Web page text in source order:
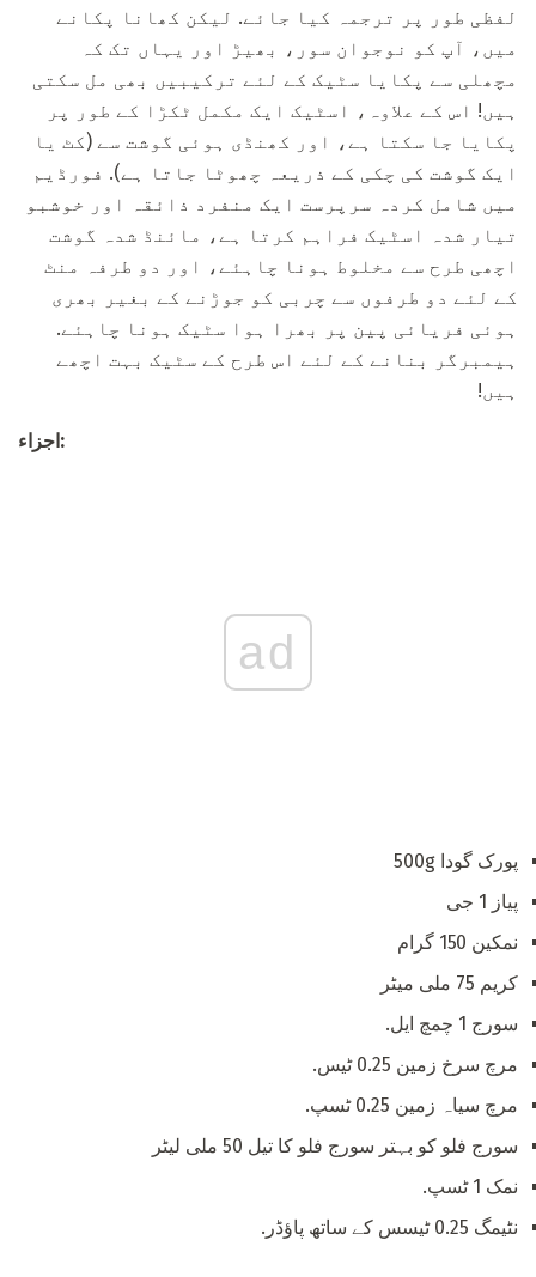
لفظی طور پر ترجمہ کیا جائے. لیکن کھانا پکانے
میں، آپ کو نوجوان سور، بھیڑ اور یہاں تک کہ
مچھلی سے پکایا سٹیک کے لئے ترکیبیں بھی مل سکتی
ہیں! اس کے علاوہ، اسٹیک ایک مکمل ٹکڑا کے طور پر
پکایا جا سکتا ہے، اور کھنڈی ہوئی گوشت سے (کٹ یا
ایک گوشت کی چکی کے ذریعہ چھوٹا جاتا ہے). فورڈیم
میں شامل کردہ سرپرست ایک منفرد ذائقہ اور خوشبو
تیار شدہ اسٹیک فراہم کرتا ہے، مائنڈ شدہ گوشت
اچھی طرح سے مخلوط ہونا چاہئے، اور دو طرفہ منٹ
کے لئے دو طرفوں سے چربی کو جوڑنے کے بغیر بھری
ہوئی فریائی پین پر بھرا ہوا سٹیک ہونا چاہئے.
ہیمبرگر بنانے کے لئے اس طرح کے سٹیک بہت اچھے
ہیں!
اجزاء:
ad
پورک گودا 500g
پیاز 1 جی
نمکین 150 گرام
کریم 75 ملی میٹر
سورج 1 چمچ ایل.
مرچ سرخ زمین 0.25 ٹیس.
مرچ سیاہ زمین 0.25 ٹسپ.
سورج فلو کو بہتر سورج فلو کا تیل 50 ملی لیٹر
نمک 1 ٹسپ.
نٹیمگ 0.25 ٹیسس کے ساتھ پاؤڈر.